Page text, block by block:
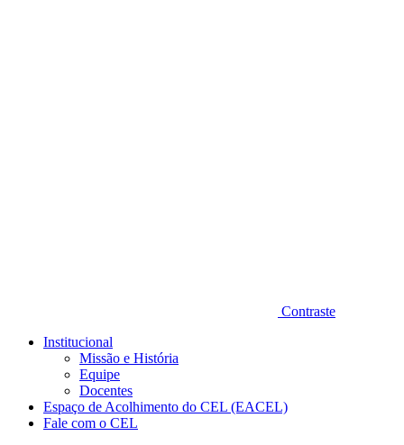
Contraste
Institucional
Missão e História
Equipe
Docentes
Espaço de Acolhimento do CEL (EACEL)
Fale com o CEL